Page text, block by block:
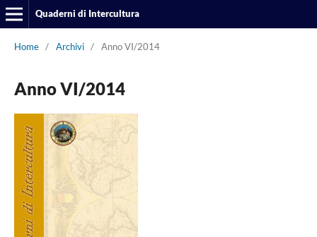
Quaderni di Intercultura
Home / Archivi / Anno VI/2014
Anno VI/2014